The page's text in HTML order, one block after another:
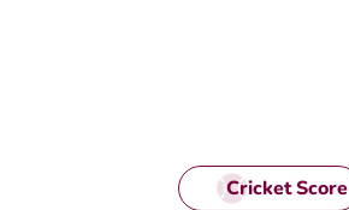
Cricket Score